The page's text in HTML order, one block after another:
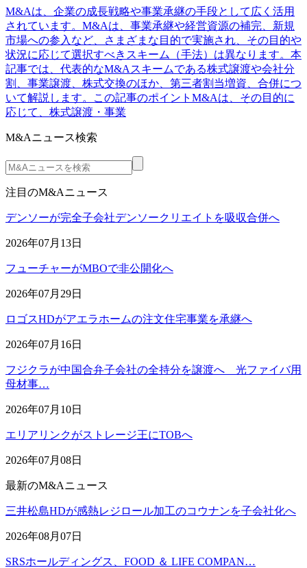
M&Aは、企業の成長戦略や事業承継の手段として広く活用
されています。M&Aは、事業承継や経営資源の補完、新規
市場への参入など、さまざまな目的で実施され、その目的や
状況に応じて選択すべきスキーム（手法）は異なります。本
記事では、代表的なM&Aスキームである株式譲渡や会社分
割、事業譲渡、株式交換のほか、第三者割当増資、合併につ
いて解説します。この記事のポイントM&Aは、その目的に
応じて、株式譲渡・事業
M&Aニュース検索
注目のM&Aニュース
デンソーが完全子会社デンソークリエイトを吸収合併へ
2026年07月13日
フューチャーがMBOで非公開化へ
2026年07月29日
ロゴスHDがアエラホームの注文住宅事業を承継へ
2026年07月16日
フジクラが中国合弁子会社の全持分を譲渡へ 光ファイバ用
母材事…
2026年07月10日
エリアリンクがストレージ王にTOBへ
2026年07月08日
最新のM&Aニュース
三井松島HDが感熱レジロール加工のコウナンを子会社化へ
2026年08月07日
SRSホールディングス、FOOD ＆ LIFE COMPAN…